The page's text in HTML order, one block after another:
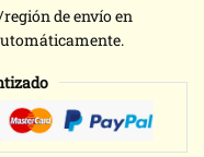
de envío en